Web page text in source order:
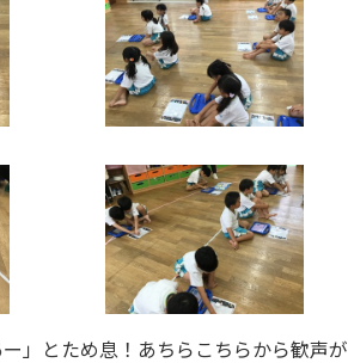
」とため息！あちらこちらから歓声が